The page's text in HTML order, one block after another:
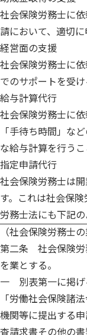
社会保険労務士に
請において、適切に
経営面の支援
社会保険労務士に
でのサポートを受け
給与計算代行
社会保険労務士に依
「手待ち時間」な
な給与計算を行うこ
指定申請代行
社会保険労務士は
す。これは社会保
労務士法にも下記の
（社会保険労務士の
第二条 社会保険労
を業とする。
一 別表第一に掲げ
「労働社会保険諸
機関等に提出する
査請求書その他の